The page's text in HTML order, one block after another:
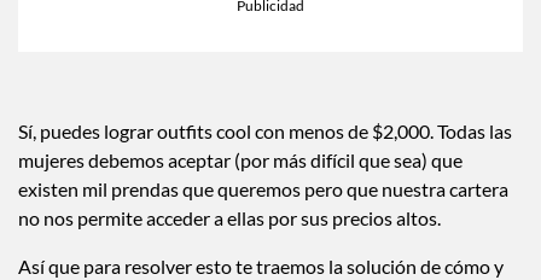
Sí, puedes lograr outfits cool con menos de $2,000. Todas las
mujeres debemos aceptar (por más difícil que sea) que
existen mil prendas que queremos pero que nuestra cartera